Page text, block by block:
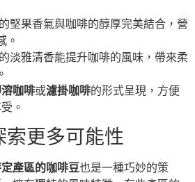
堅果香氣與咖啡的醇厚完美結合，營
。
淡雅清香能提升咖啡的風味，帶來柔
溶咖啡或濾掛咖啡的形式呈現，方便
。
索更多可能性
產區的咖啡豆也是一種巧妙的策